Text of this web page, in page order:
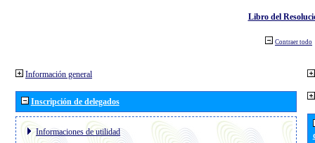
Libro del
Contraer todo
Información general
Inscripción de delegados
Informaciones de utilidad